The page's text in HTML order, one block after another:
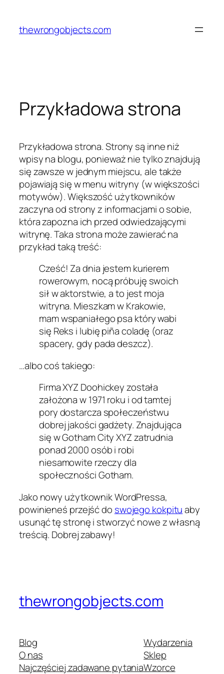
treścithewrongobjects.com
Przykładowa strona
Przykładowa strona. Strony są inne niż
wpisy na blogu, ponieważ nie tylko znajdują
się zawsze w jednym miejscu, ale także
pojawiają się w menu witryny (w większości
motywów). Większość użytkowników
zaczyna od strony z informacjami o sobie,
która zapozna ich przed odwiedzającymi
witrynę. Taka strona może zawierać na
przykład taką treść:
Cześć! Za dnia jestem kurierem
rowerowym, nocą próbuję swoich
sił w aktorstwie, a to jest moja
witryna. Mieszkam w Krakowie,
mam wspaniałego psa który wabi
się Reks i lubię piña coladę (oraz
spacery, gdy pada deszcz).
…albo coś takiego:
Firma XYZ Doohickey została
założona w 1971 roku i od tamtej
pory dostarcza społeczeństwu
dobrej jakości gadżety. Znajdująca
się w Gotham City XYZ zatrudnia
ponad 2000 osób i robi
niesamowite rzeczy dla
społeczności Gotham.
Jako nowy użytkownik WordPressa,
powinieneś przejść do swojego kokpituaby
usunąć tę stronę i stworzyć nowe z własną
treścią. Dobrej zabawy!
thewrongobjects.com
Blog
O nas
Najczęściej zadawane pytania
Wydarzenia
Sklep
Wzorce